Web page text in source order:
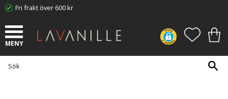
Fri frakt över 600 kr